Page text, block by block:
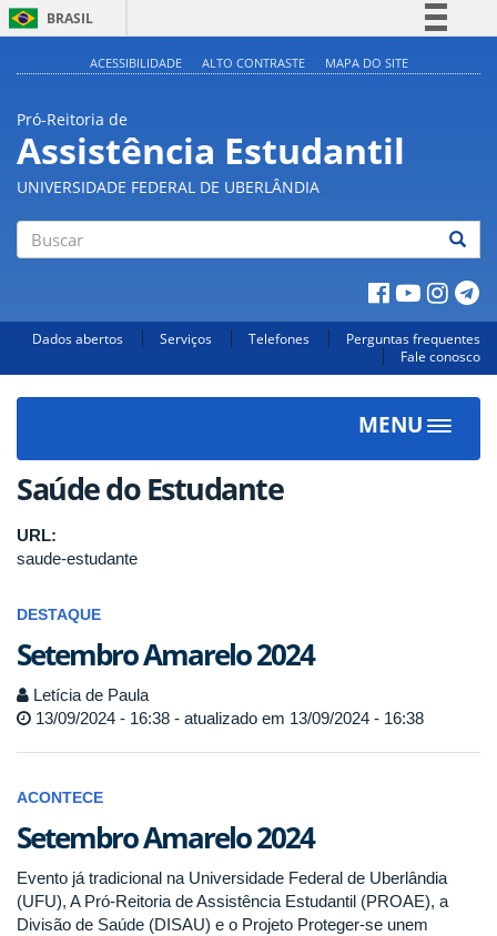
BRASIL
Acesso à informação
Legislação
Canais
ACESSIBILIDADE ALTO CONTRASTE MAPA DO SITE
Pró-Reitoria de
Assistência Estudantil
UNIVERSIDADE FEDERAL DE UBERLÂNDIA
Dados abertos Serviços Telefones
Perguntas frequentes
Fale conosco
MENU
Toggle
Saúde do Estudante
URL:
saude-estudante
DESTAQUE
Setembro Amarelo 2024
Letícia de Paula
13/09/2024 - 16:38 - atualizado em 13/09/2024 - 16:38
ACONTECE
Setembro Amarelo 2024
Evento já tradicional na Universidade Federal de Uberlândia
(UFU), A Pró-Reitoria de Assistência Estudantil (PROAE), a
Divisão de Saúde (DISAU) e o Projeto Proteger-se unem